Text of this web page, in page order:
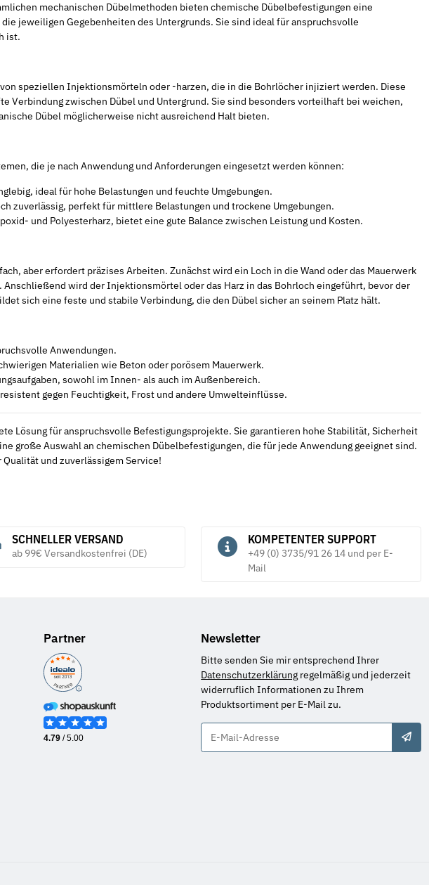
mechanischen Dübelmethoden bieten chemische Dübelbefestigungen eine
jeweiligen Gegebenheiten des Untergrunds. Sie sind ideal für anspruchsvolle
ist.
speziellen Injektionsmörteln oder -harzen, die in die Bohrlöcher injiziert werden. Diese
Verbindung zwischen Dübel und Untergrund. Sie sind besonders vorteilhaft bei weichen,
Dübel möglicherweise nicht ausreichend Halt bieten.
die je nach Anwendung und Anforderungen eingesetzt werden können:
ideal für hohe Belastungen und feuchte Umgebungen.
zuverlässig, perfekt für mittlere Belastungen und trockene Umgebungen.
und Polyesterharz, bietet eine gute Balance zwischen Leistung und Kosten.
aber erfordert präzises Arbeiten. Zunächst wird ein Loch in die Wand oder das Mauerwerk
wird der Injektionsmörtel oder das Harz in das Bohrloch eingeführt, bevor der
sich eine feste und stabile Verbindung, die den Dübel sicher an seinem Platz hält.
Anwendungen.
Materialien wie Beton oder porösem Mauerwerk.
sowohl im Innen- als auch im Außenbereich.
gegen Feuchtigkeit, Frost und andere Umwelteinflüsse.
Lösung für anspruchsvolle Befestigungsprojekte. Sie garantieren hohe Stabilität, Sicherheit
große Auswahl an chemischen Dübelbefestigungen, die für jede Anwendung geeignet sind.
und zuverlässigem Service!
Klebeband - BOPP 50 mm x 66 m, leise
abrollend
Schnellbauschrauben Feingewinde
SCHNELLER VERSAND
ab 99€ Versandkostenfrei (DE)
KOMPETENTER SUPPORT
+49 (0) 3735/91 26 14 und per E-
Mail
Partner Newsletter
Bitte senden Sie mir entsprechend Ihrer
Datenschutzerklärung regelmäßig und jederzeit
widerruflich Informationen zu Ihrem
Produktsortiment per E-Mail zu.